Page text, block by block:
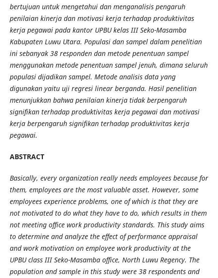
bertujuan untuk mengetahui dan menganalisis pengaruh
penilaian kinerja dan motivasi kerja terhadap produktivitas
kerja pegawai pada kantor UPBU kelas III Seko-Masamba
Kabupaten Luwu Utara. Populasi dan sampel dalam penelitian
ini sebanyak 38 responden dan metode penentuan sampel
menggunakan metode penentuan sampel jenuh, dimana seluruh
populasi dijadikan sampel. Metode analisis data yang
digunakan yaitu uji regresi linear berganda. Hasil penelitian
menunjukkan bahwa penilaian kinerja tidak berpengaruh
signifikan terhadap produktivitas kerja pegawai dan motivasi
kerja berpengaruh signifikan terhadap produktivitas kerja
pegawai.
ABSTRACT
Basically, every organization really needs employees because for
them, employees are the most valuable asset. However, some
employees experience problems, one of which is that they are
not motivated to do what they have to do, which results in them
not meeting office work productivity standards. This study aims
to determine and analyze the effect of performance appraisal
and work motivation on employee work productivity at the
UPBU class III Seko-Masamba office, North Luwu Regency. The
population and sample in this study were 38 respondents and